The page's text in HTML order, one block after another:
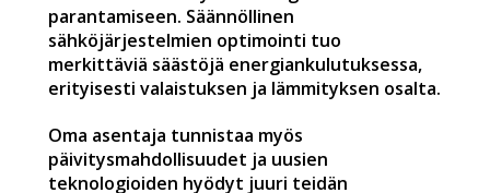
parantamiseen. Säännöllinen
sähköjärjestelmien optimointi tuo
merkittäviä säästöjä energiankulutuksessa,
erityisesti valaistuksen ja lämmityksen osalta.
Oma asentaja tunnistaa myös
päivitysmahdollisuudet ja uusien
teknologioiden hyödyt juuri teidän